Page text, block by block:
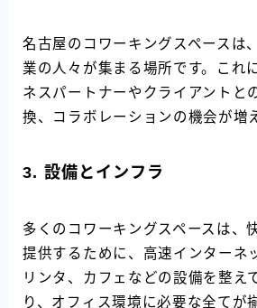
名古屋のコワーキングスペースは
業の人々が集まる場所です。これ
ネスパートナーやクライアントと
換、コラボレーションの機会が増
3. 設備とインフラ
多くのコワーキングスペースは、
提供するために、高速インターネ
リンタ、カフェなどの設備を整え
り、オフィス環境に必要な全てが